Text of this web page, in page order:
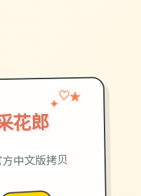
花郎
✦♡★
方中文版拷贝